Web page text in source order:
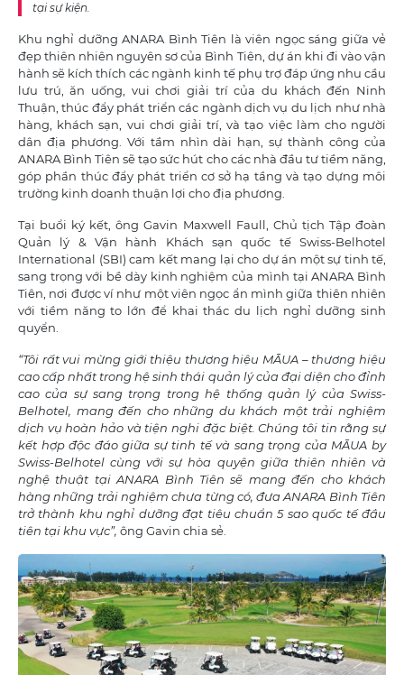
tại sự kiện.
Khu nghỉ dưỡng ANARA Bình Tiên là viên ngọc sáng giữa vẻ
đẹp thiên nhiên nguyên sơ của Bình Tiên, dự án khi đi vào vận
hành sẽ kích thích các ngành kinh tế phụ trợ đáp ứng nhu cầu
lưu trú, ăn uống, vui chơi giải trí của du khách đến Ninh
Thuận, thúc đẩy phát triển các ngành dịch vụ du lịch như nhà
hàng, khách sạn, vui chơi giải trí, và tạo việc làm cho người
dân địa phương. Với tầm nhìn dài hạn, sự thành công của
ANARA Bình Tiên sẽ tạo sức hút cho các nhà đầu tư tiềm năng,
góp phần thúc đẩy phát triển cơ sở hạ tầng và tạo dựng môi
trường kinh doanh thuận lợi cho địa phương.
Tại buổi ký kết, ông Gavin Maxwell Faull, Chủ tịch Tập đoàn
Quản lý & Vận hành Khách sạn quốc tế Swiss-Belhotel
International (SBI) cam kết mang lại cho dự án một sự tinh tế,
sang trọng với bề dày kinh nghiệm của mình tại ANARA Bình
Tiên, nơi được ví như một viên ngọc ẩn mình giữa thiên nhiên
với tiềm năng to lớn để khai thác du lịch nghỉ dưỡng sinh
quyển.
“Tôi rất vui mừng giới thiệu thương hiệu MĀUA – thương hiệu
cao cấp nhất trong hệ sinh thái quản lý của đại diện cho đỉnh
cao của sự sang trọng trong hệ thống quản lý của Swiss-
Belhotel, mang đến cho những du khách một trải nghiệm
dịch vụ hoàn hảo và tiện nghi đặc biệt. Chúng tôi tin rằng sự
kết hợp độc đáo giữa sự tinh tế và sang trọng của MĀUA by
Swiss-Belhotel cùng với sự hòa quyện giữa thiên nhiên và
nghệ thuật tại ANARA Bình Tiên sẽ mang đến cho khách
hàng những trải nghiệm chưa từng có, đưa ANARA Bình Tiên
trở thành khu nghỉ dưỡng đạt tiêu chuẩn 5 sao quốc tế đầu
tiên tại khu vực”, ông Gavin chia sẻ.